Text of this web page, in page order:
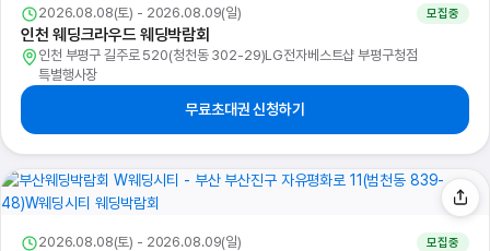
2026.08.08(토) - 2026.08.09(일) 모집중
인천 웨딩크라우드 웨딩박람회
인천 부평구 길주로 520(청천동 302-29)LG전자베스트샵 부평구청점
특별행사장
무료초대권 신청하기
2026.08.08(토) - 2026.08.09(일) 모집중